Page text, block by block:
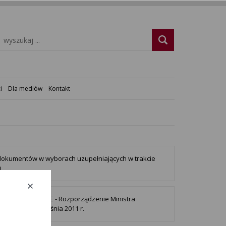
Dla mediów Kontakt
w wyborach uzupełniających w trakcie
SAMORZĄDOWE - Rozporządzenie Ministra
z dnia 12 września 2011 r.